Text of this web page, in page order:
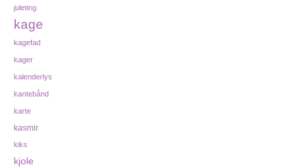
juleting
kage
kagefad
kager
kalenderlys
kantebånd
karte
kasmir
kiks
kjole